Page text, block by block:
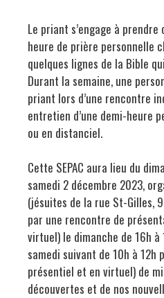
Le priant s’engage à
heure de prière personnelle
quelques lignes de la Bible
Durant la semaine, une
priant lors d’une rencontre
entretien d’une demi-heure
ou en distanciel.
Cette SEPAC aura lieu du
samedi 2 décembre 2023,
(jésuites de la rue St-Gilles,
par une rencontre de
virtuel) le dimanche de 16h
samedi suivant de 10h à 12h
présentiel et en virtuel) de
découvertes et de nos